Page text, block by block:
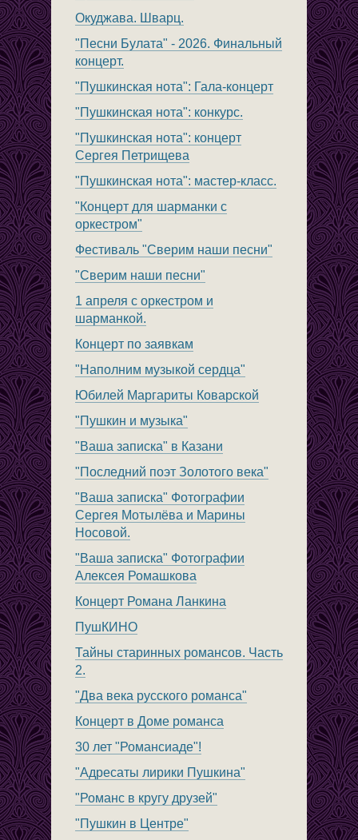
Окуджава. Шварц.
"Песни Булата" - 2026. Финальный
концерт.
"Пушкинская нота": Гала-концерт
"Пушкинская нота": конкурс.
"Пушкинская нота": концерт
Сергея Петрищева
"Пушкинская нота": мастер-класс.
"Концерт для шарманки с
оркестром"
Фестиваль "Сверим наши песни"
"Сверим наши песни"
1 апреля с оркестром и
шарманкой.
Концерт по заявкам
"Наполним музыкой сердца"
Юбилей Маргариты Коварской
"Пушкин и музыка"
"Ваша записка" в Казани
"Последний поэт Золотого века"
"Ваша записка" Фотографии
Сергея Мотылёва и Марины
Носовой.
"Ваша записка" Фотографии
Алексея Ромашкова
Концерт Романа Ланкина
ПушКИНО
Тайны старинных романсов. Часть
2.
"Два века русского романса"
Концерт в Доме романса
30 лет "Романсиаде"!
"Адресаты лирики Пушкина"
"Романс в кругу друзей"
"Пушкин в Центре"